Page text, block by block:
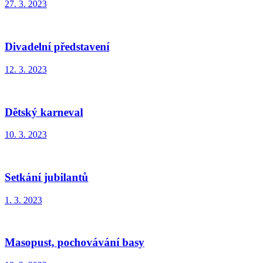
27. 3. 2023
Divadelní představení
12. 3. 2023
Dětský karneval
10. 3. 2023
Setkání jubilantů
1. 3. 2023
Masopust, pochovávání basy